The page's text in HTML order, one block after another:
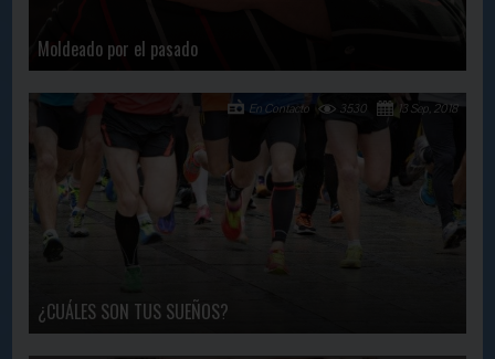
Moldeado por el pasado
¿CUÁLES SON TUS SUEÑOS?
13 Sep, 2018
3530
En Contacto